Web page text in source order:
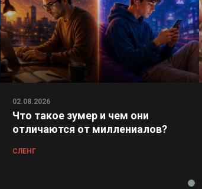
02.08.2026
Что такое зумер и чем они
отличаются от миллениалов?
СЛЕНГ